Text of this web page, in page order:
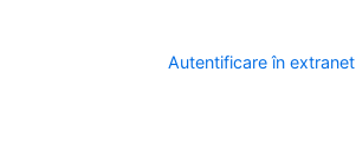
Autentificare în extranet